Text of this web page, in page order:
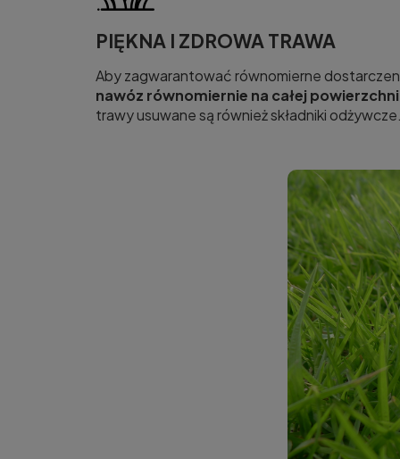
PIĘKNA I ZDROWA TRAWA
Aby zagwarantować równomierne
nawóz równomiernie na całej
trawy usuwane są również składniki